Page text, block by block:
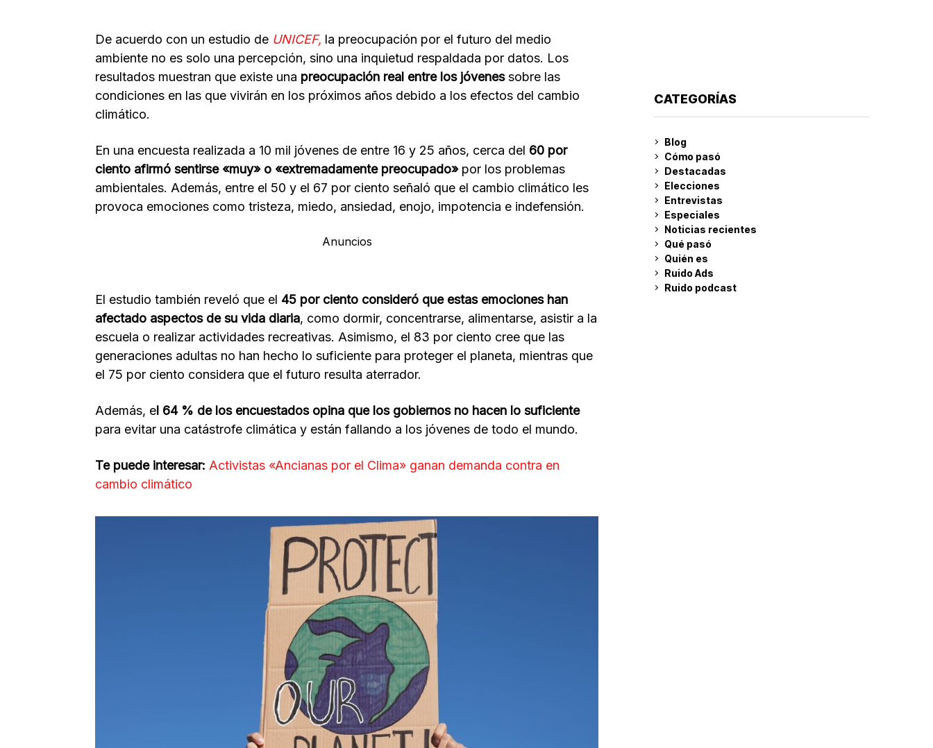
De acuerdo con un estudio de UNICEF, la preocupación por el futuro del medio
ambiente no es solo una percepción, sino una inquietud respaldada por datos. Los
resultados muestran que existe una preocupación real entre los jóvenessobre las
condiciones en las que vivirán en los próximos años debido a los efectos del cambio
climático.
En una encuesta realizada a 10 mil jóvenes de entre 16 y 25 años, cerca del 60 por
ciento afirmó sentirse «muy» o «extremadamente preocupado»por los problemas
ambientales. Además, entre el 50 y el 67 por ciento señaló que el cambio climático les
provoca emociones como tristeza, miedo, ansiedad, enojo, impotencia e indefensión.
Anuncios
El estudio también reveló que el 45 por ciento consideró que estas emociones han
afectado aspectos de su vida diaria, como dormir, concentrarse, alimentarse, asistir a la
escuela o realizar actividades recreativas. Asimismo, el 83 por ciento cree que las
generaciones adultas no han hecho lo suficiente para proteger el planeta, mientras que
el 75 por ciento considera que el futuro resulta aterrador.
Además, el 64 % de los encuestados opina que los gobiernos no hacen lo suficiente
para evitar una catástrofe climática y están fallando a los jóvenes de todo el mundo.
Te puede interesar: Activistas «Ancianas por el Clima» ganan demanda contra en
cambio climático
CATEGORÍAS
Blog
Cómo pasó
Destacadas
Elecciones
Entrevistas
Especiales
Noticias recientes
Qué pasó
Quién es
Ruido Ads
Ruido podcast